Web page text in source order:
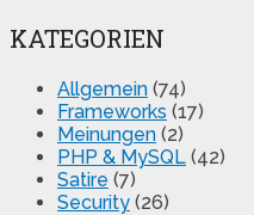
KATEGORIEN
Allgemein (74)
Frameworks (17)
Meinungen (2)
PHP & MySQL (42)
Satire (7)
Security (26)